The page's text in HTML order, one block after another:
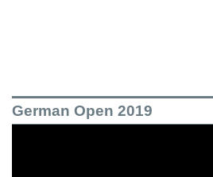
German Open 2019